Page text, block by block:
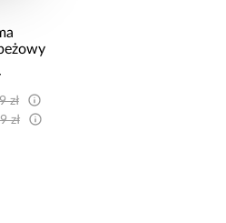
zł
zł